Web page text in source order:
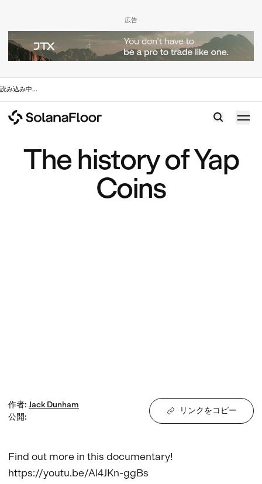
広告
読み込み中...
The history of Yap
Coins
作者: Jack Dunham
公開:
リンクをコピー
Find out more in this documentary!
https://youtu.be/Al4JKn-ggBs